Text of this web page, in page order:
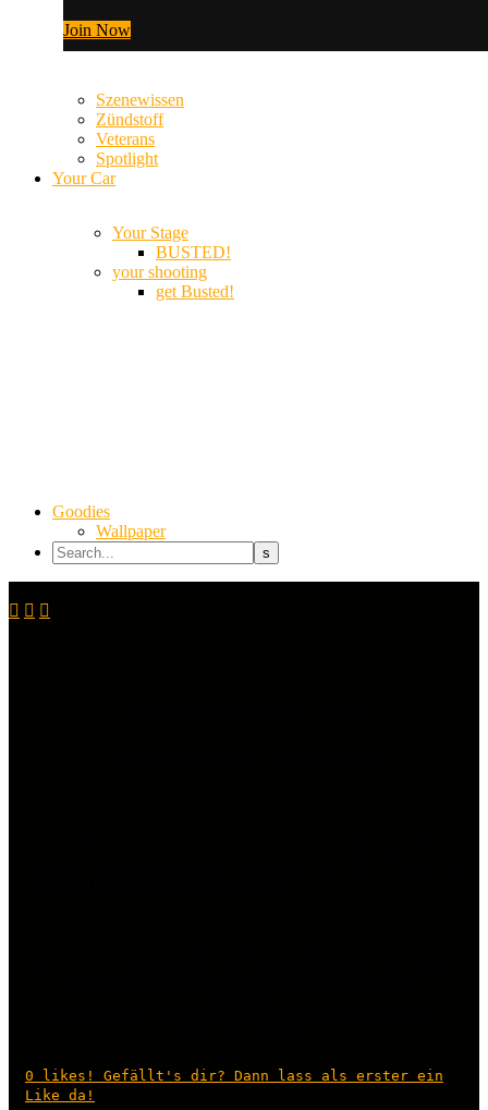
Join Now
Szenewissen
Zündstoff
Veterans
Spotlight
Your Car
Your Stage
BUSTED!
your shooting
get Busted!
Goodies
Wallpaper
  
0
likes! Gefällt's dir? Dann lass als erster ein
Like da!